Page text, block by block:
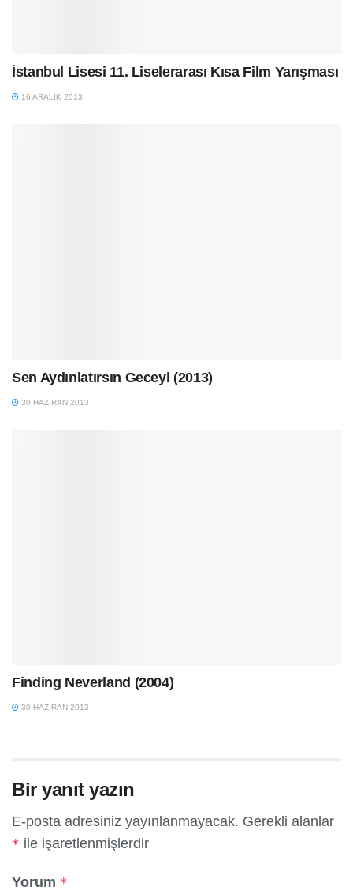
İstanbul Lisesi 11. Liselerarası Kısa Film Yarışması
16 ARALIK 2013
Sen Aydınlatırsın Geceyi (2013)
30 HAZIRAN 2013
Finding Neverland (2004)
30 HAZIRAN 2013
Bir yanıt yazın
E-posta adresiniz yayınlanmayacak. Gerekli alanlar
* ile işaretlenmişlerdir
Yorum *